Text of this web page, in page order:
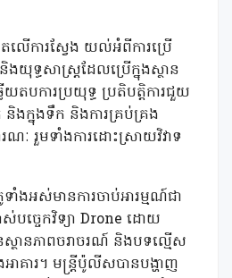
លើការស្វែង យល់អំពីការប្រើ
ទ្ធសាស្ត្រដែលប្រើក្នុងស្ថាន
យតបការប្រយុទ្ធ ប្រតិបត្តិការជួយ
ងក្នុងទឹក និងការគ្រប់គ្រង
ៈ រួមទាំងការដោះស្រាយវិវាទ
ាំងអស់មានការចាប់អារម្មណ៍ជា
បច្ចេកវិទ្យា Drone ដោយ
ស្ថានភាពចរាចរណ៍ និងបទល្មើស
ាគារ។ មន្ត្រីប៉ូលីសបានបង្ហាញ